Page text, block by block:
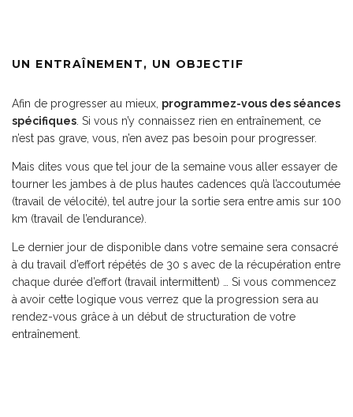
UN ENTRAÎNEMENT, UN OBJECTIF
Afin de progresser au mieux, programmez-vous des séances
spécifiques . Si vous n’y connaissez rien en entraînement, ce
n’est pas grave, vous, n’en avez pas besoin pour progresser.
Mais dites vous que tel jour de la semaine vous aller essayer de
tourner les jambes à de plus hautes cadences qu’à l’accoutumée
(travail de vélocité), tel autre jour la sortie sera entre amis sur 100
km (travail de l’endurance).
Le dernier jour de disponible dans votre semaine sera consacré
à du travail d’effort répétés de 30 s avec de la récupération entre
chaque durée d’effort (travail intermittent) … Si vous commencez
à avoir cette logique vous verrez que la progression sera au
rendez-vous grâce à un début de structuration de votre
entraînement.